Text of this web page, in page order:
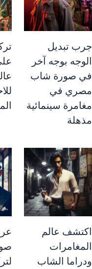
جرب تبديل
الوجه بوجه آخر
في صورة شاب
مصري في
مغامرة سينمائية
مذهلة
اكتشف عالم
المغامرات
ودراما الشاب